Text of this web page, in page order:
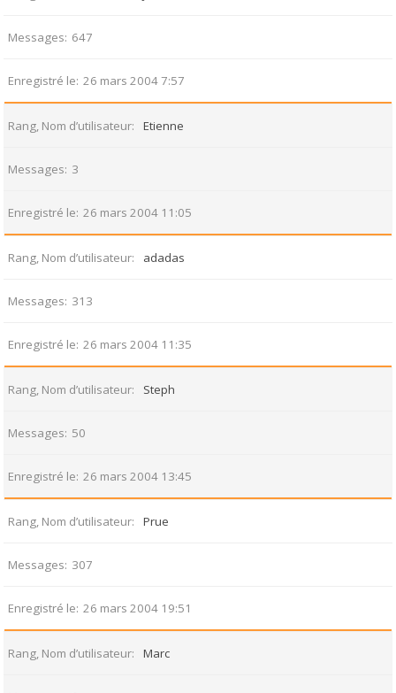
Messages 647
Enregistré le 26 mars 2004 7:57
Rang, Nom d’utilisateur Etienne
Messages 3
Enregistré le 26 mars 2004 11:05
Rang, Nom d’utilisateur adadas
Messages 313
Enregistré le 26 mars 2004 11:35
Rang, Nom d’utilisateur Steph
Messages 50
Enregistré le 26 mars 2004 13:45
Rang, Nom d’utilisateur Prue
Messages 307
Enregistré le 26 mars 2004 19:51
Rang, Nom d’utilisateur Marc